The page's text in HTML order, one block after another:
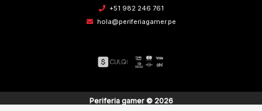
+51 982 246 761
hola@periferiagamer.pe
Periferia gamer © 2026